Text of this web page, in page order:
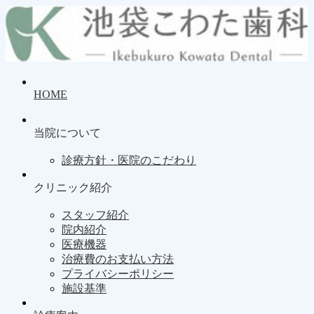
HOME
当院について
診療方針・医院のこだわり
クリニック紹介
スタッフ紹介
院内紹介
医療機器
治療費のお支払い方法
プライバシーポリシー
施設基準